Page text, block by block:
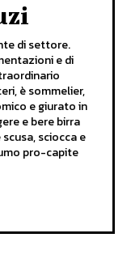
di settore.
e di
è sommelier,
e giurato in
e bere birra
sciocca e
pro-capite